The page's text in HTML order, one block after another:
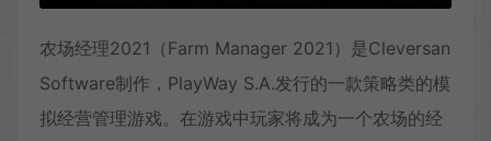
农场经理2021（Farm Manager 2021）是Cleversan
Software制作，PlayWay S.A.发行的一款策略类的模
拟经营管理游戏。在游戏中玩家将成为一个农场的经